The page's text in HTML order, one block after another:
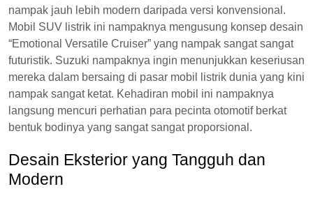
nampak jauh lebih modern daripada versi konvensional.
Mobil SUV listrik ini nampaknya mengusung konsep desain
“Emotional Versatile Cruiser” yang nampak sangat sangat
futuristik. Suzuki nampaknya ingin menunjukkan keseriusan
mereka dalam bersaing di pasar mobil listrik dunia yang kini
nampak sangat ketat. Kehadiran mobil ini nampaknya
langsung mencuri perhatian para pecinta otomotif berkat
bentuk bodinya yang sangat sangat proporsional.
Desain Eksterior yang Tangguh dan
Modern